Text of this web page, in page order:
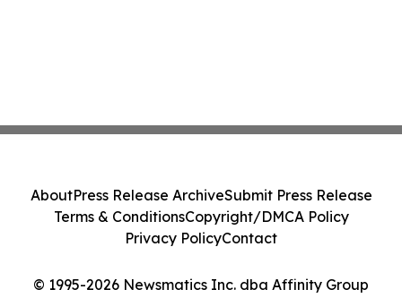
© 1995-2026 Newsmatics Inc. dba Affinity Group
AboutPress Release ArchiveSubmit Press Release
Terms & ConditionsCopyright/DMCA Policy
Privacy PolicyContact